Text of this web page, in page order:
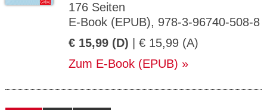
176 Seiten
E-Book (EPUB), 978-3-96740-508-8
€ 15,99 (D) | € 15,99 (A)
Zum E-Book (EPUB)